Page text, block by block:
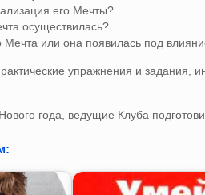
его Мечты?
осуществилась?
Мечта или она появилась под
упражнения и задания,
года, ведущие Клуба